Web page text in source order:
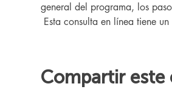
general del programa, los
Esta consulta en línea tiene
Compartir este